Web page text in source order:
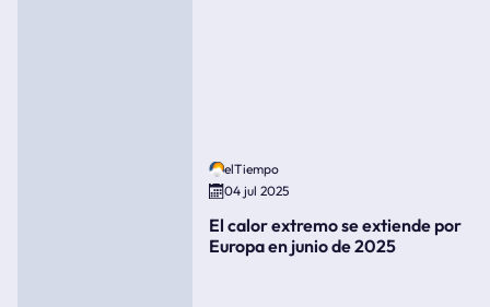
elTiempo
04 jul 2025
El calor extremo se extiende por
Europa en junio de 2025